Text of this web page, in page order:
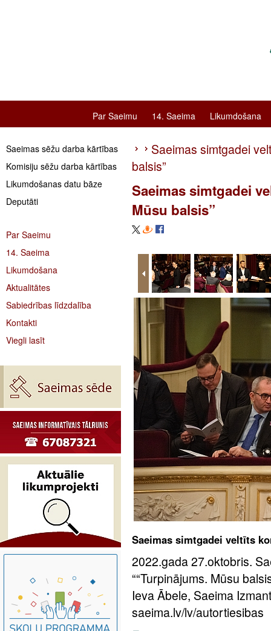
Par Saeimu 14. Saeima Likumdošana
Saeimas sēžu darba kārtības
Komisiju sēžu darba kārtības
Likumdošanas datu bāze
Deputāti
Par Saeimu
14. Saeima
Likumdošana
Aktualitātes
Sabiedrības līdzdalība
Kontakti
Viegli lasīt
Saeimas simtgadei
balsis”
Saeimas simtgadei
Mūsu balsis”
Saeimas simtgadei veltīts
2022.gada 27.oktobris.
““Turpinājums. Mūsu
Ieva Ābele, Saeima
saeima.lv/lv/autortiesibas